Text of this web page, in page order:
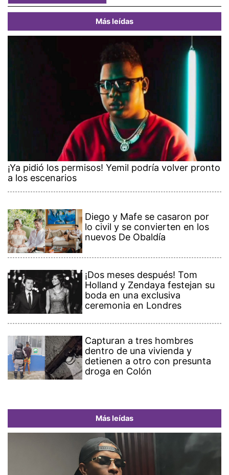
Más leídas
¡Ya pidió los permisos! Yemil podría volver pronto
a los escenarios
Diego y Mafe se casaron por
lo civil y se convierten en los
nuevos De Obaldía
¡Dos meses después! Tom
Holland y Zendaya festejan su
boda en una exclusiva
ceremonia en Londres
Capturan a tres hombres
dentro de una vivienda y
detienen a otro con presunta
droga en Colón
Más leídas